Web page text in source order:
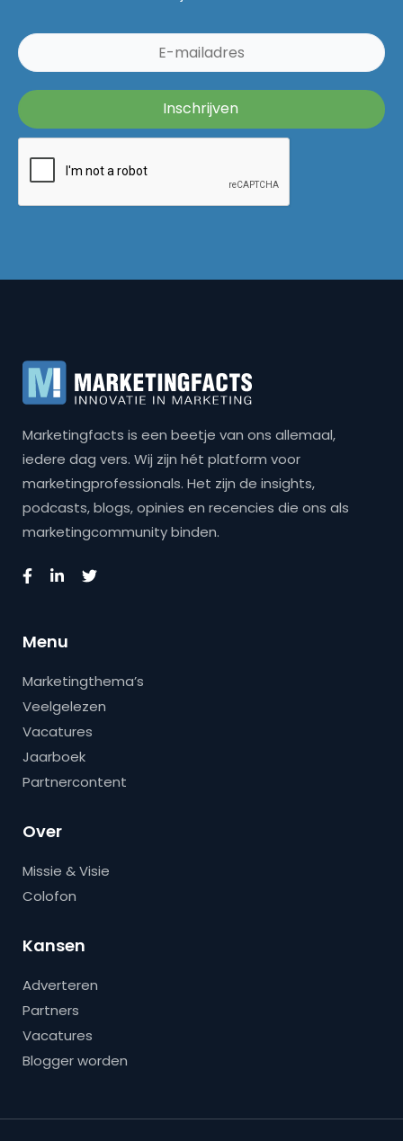
Marketingfacts is een beetje van ons allemaal,
iedere dag vers. Wij zijn hét platform voor
marketingprofessionals. Het zijn de insights,
podcasts, blogs, opinies en recencies die ons als
marketingcommunity binden.
Menu
Marketingthema’s
Veelgelezen
Vacatures
Jaarboek
Partnercontent
Over
Missie & Visie
Colofon
Kansen
Adverteren
Partners
Vacatures
Blogger worden